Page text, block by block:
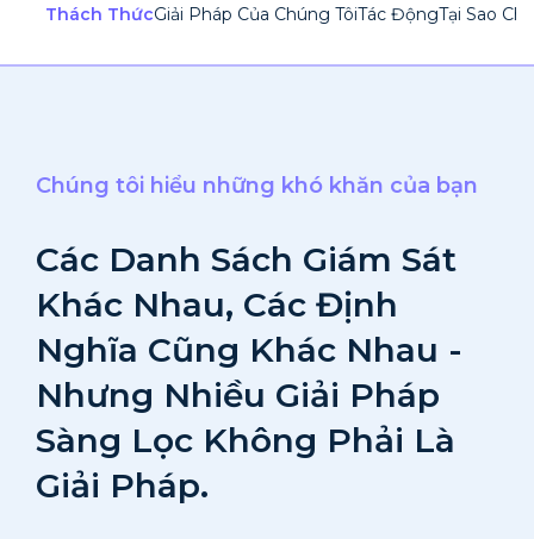
Thách ThứcGiải Pháp Của Chúng TôiTác ĐộngTại Sao
Chúng tôi hiểu những khó khăn của bạn
Các Danh Sách Giám Sát
Khác Nhau, Các Định
Nghĩa Cũng Khác Nhau -
Nhưng Nhiều Giải Pháp
Sàng Lọc Không Phải Là
Giải Pháp.